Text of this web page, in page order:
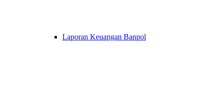
Laporan Keuangan Banpol